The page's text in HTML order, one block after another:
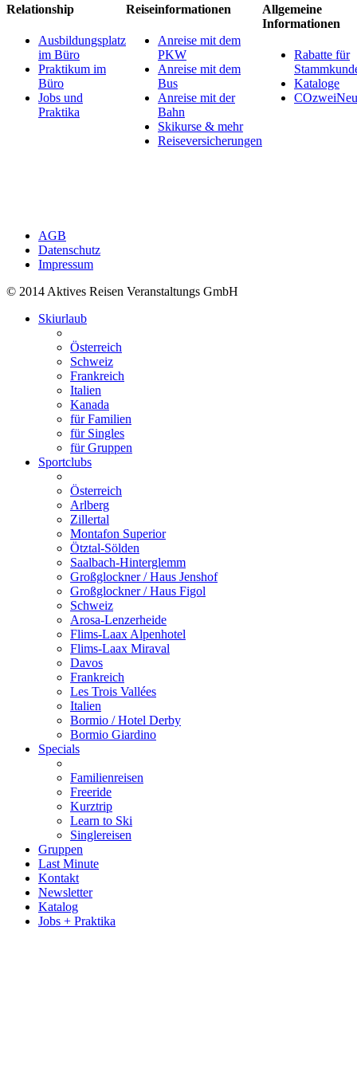
Relationship
Ausbildungsplatz
im Büro
Praktikum im
Büro
Jobs und
Praktika
Reiseinformationen
Anreise mit dem
PKW
Anreise mit dem
Bus
Anreise mit der
Bahn
Skikurse & mehr
Reiseversicherungen
Allgemeine
Informationen
Rabatte für
Kataloge
AGB
Datenschutz
Impressum
© 2014 Aktives Reisen Veranstaltungs GmbH
Skiurlaub
Österreich
Schweiz
Frankreich
Italien
Kanada
für Familien
für Singles
für Gruppen
Sportclubs
Österreich
Arlberg
Zillertal
Montafon Superior
Ötztal-Sölden
Saalbach-Hinterglemm
Großglockner / Haus Jenshof
Großglockner / Haus Figol
Schweiz
Arosa-Lenzerheide
Flims-Laax Alpenhotel
Flims-Laax Miraval
Davos
Frankreich
Les Trois Vallées
Italien
Bormio / Hotel Derby
Bormio Giardino
Specials
Familienreisen
Freeride
Kurztrip
Learn to Ski
Singlereisen
Gruppen
Last Minute
Kontakt
Newsletter
Katalog
Jobs + Praktika